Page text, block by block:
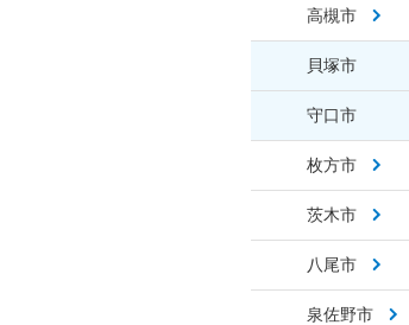
高槻市
貝塚市
守口市
枚方市
茨木市
八尾市
泉佐野市